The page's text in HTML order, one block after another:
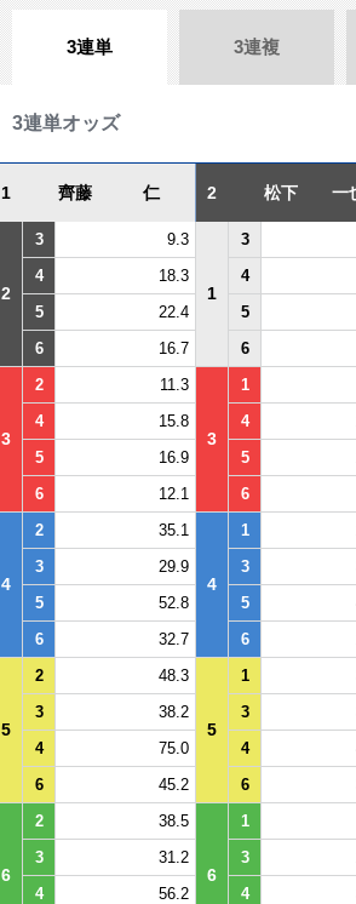
3連単 3連複
3連単オッズ
1 齊藤 仁 2 松下 一
2
3 9.3
1
3
4
18.3 4
5
22.4 5
6
16.7 6
3
2 11.3
3
1
4
15.8 4
5
16.9 5
6
12.1 6
4
2 35.1
4
1
3
29.9 3
5
52.8 5
6
32.7 6
5
2 48.3
5
1
3
38.2 3
4
75.0 4
6
45.2 6
6
2 38.5
6
1
3
31.2 3
4
56.2 4